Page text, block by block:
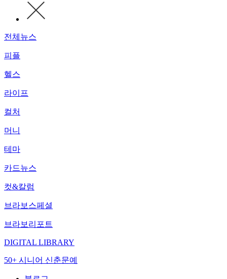
전체뉴스
피플
헬스
라이프
컬처
머니
테마
카드뉴스
컷&칼럼
브라보스페셜
브라보리포트
DIGITAL LIBRARY
50+ 시니어 신춘문예